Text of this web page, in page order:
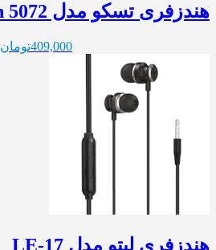
هندزفری تسکو مدل th 5072
409,000تومان
هندزفری لیتو مدل LE-17